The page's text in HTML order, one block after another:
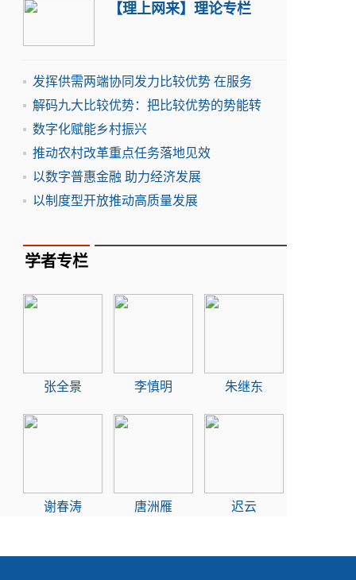
【理上网来】理论专栏
发挥供需两端协同发力比较优势 在服务
解码九大比较优势：把比较优势的势能转
数字化赋能乡村振兴
推动农村改革重点任务落地见效
以数字普惠金融 助力经济发展
以制度型开放推动高质量发展
学者专栏
张全景 李慎明 朱继东
谢春涛 唐洲雁 迟云